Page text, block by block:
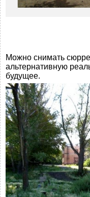
Можно снимать
альтернативную
будущее.